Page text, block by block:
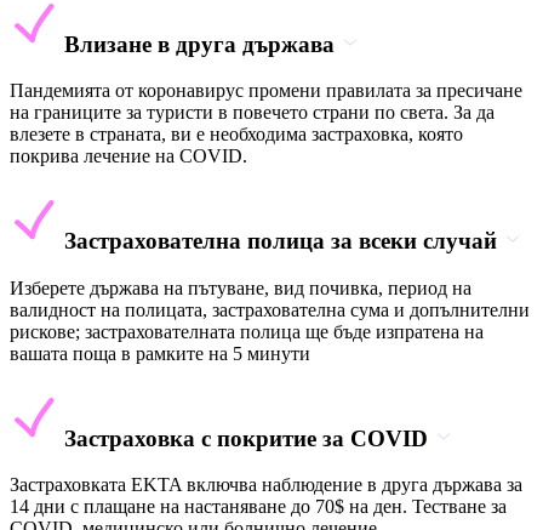
Влизане в друга държава
Пандемията от коронавирус промени правилата за пресичане
на границите за туристи в повечето страни по света. За да
влезете в страната, ви е необходима застраховка, която
покрива лечение на COVID.
Застрахователна полица за всеки случай
Изберете държава на пътуване, вид почивка, период на
валидност на полицата, застрахователна сума и допълнителни
рискове; застрахователната полица ще бъде изпратена на
вашата поща в рамките на 5 минути
Застраховка с покритие за COVID
Застраховката EKTA включва наблюдение в друга държава за
14 дни с плащане на настаняване до 70$ на ден. Тестване за